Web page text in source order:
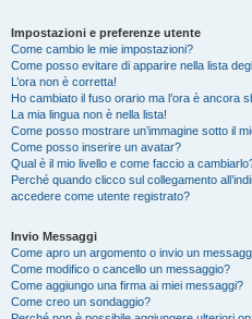
Impostazioni e preferenze utente
Come cambio le mie impostazioni?
Come posso evitare di apparire nella lista
L’ora non è corretta!
Ho cambiato il fuso orario ma l’ora è ancora
La mia lingua non è nella lista!
Come posso mostrare un’immagine sotto il
Come posso inserire un avatar?
Qual è il mio livello e come faccio a
Perché quando clicco sul collegamento
accedere come utente registrato?
Invio Messaggi
Come apro un argomento o invio un
Come modifico o cancello un messaggio?
Come aggiungo una firma ai miei messaggi?
Come creo un sondaggio?